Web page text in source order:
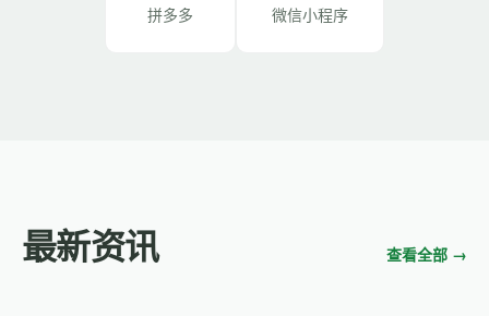
拼多多 微信小程序
最新资讯 查看全部 →